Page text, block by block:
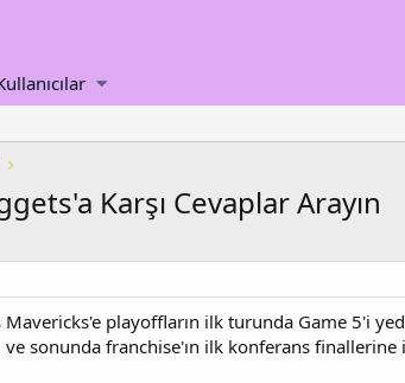
Karşı Cevaplar Arayın
playoffların ilk turunda Game 5'i
ve sonunda franchise'ın ilk konferans finallerine